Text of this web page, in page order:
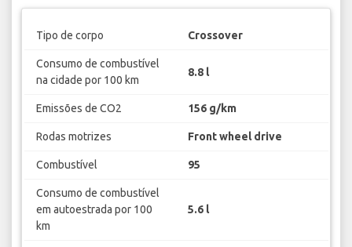
Tipo de corpo Crossover
Consumo de combustível
na cidade por 100 km
8.8 l
Emissões de CO2 156 g/km
Rodas motrizes Front wheel drive
Combustível 95
Consumo de combustível
em autoestrada por 100
km
5.6 l